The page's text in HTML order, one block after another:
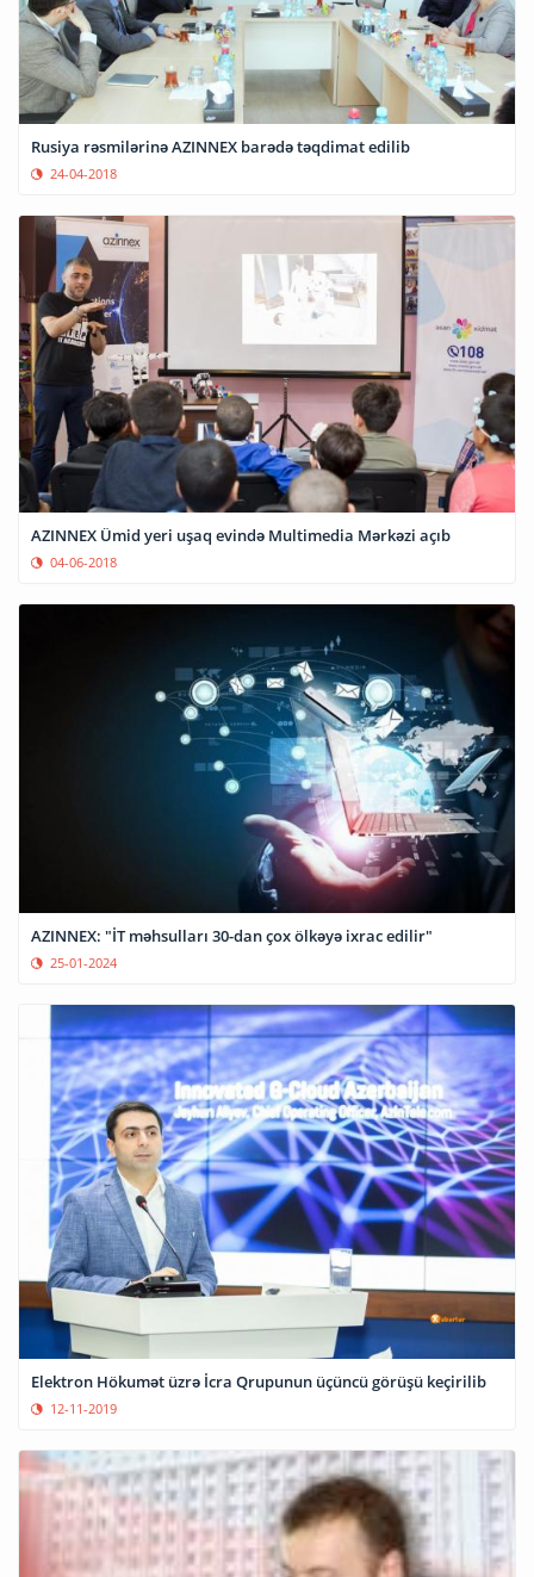
Rusiya rəsmilərinə AZINNEX barədə təqdimat edilib
24-04-2018
AZINNEX Ümid yeri uşaq evində Multimedia Mərkəzi açıb
04-06-2018
AZINNEX: "İT məhsulları 30-dan çox ölkəyə ixrac edilir"
25-01-2024
Elektron Hökumət üzrə İcra Qrupunun üçüncü görüşü keçirilib
12-11-2019